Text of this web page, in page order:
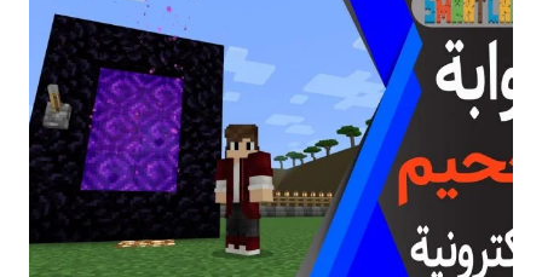
كرافت
الجوال
#SMARTCRAFT